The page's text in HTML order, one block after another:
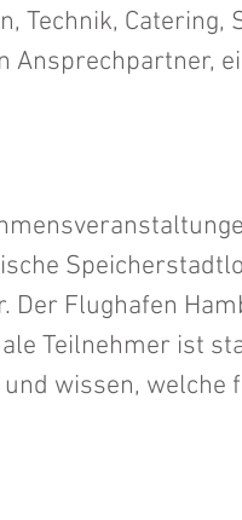
Technik, Catering,
Ansprechpartner,
Der Flughafen
Teilnehmer ist
wissen, welche